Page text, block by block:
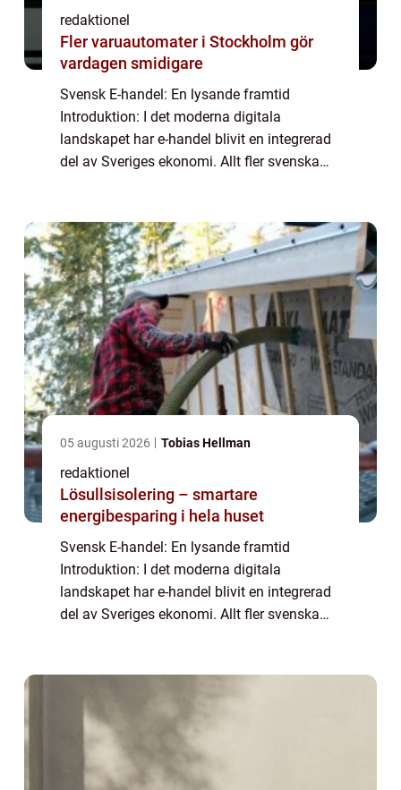
redaktionel
Fler varuautomater i Stockholm gör
vardagen smidigare
Svensk E-handel: En lysande framtid
Introduktion: I det moderna digitala
landskapet har e-handel blivit en integrerad
del av Sveriges ekonomi. Allt fler svenska
05 augusti 2026 Tobias Hellman
redaktionel
Lösullsisolering – smartare
energibesparing i hela huset
Svensk E-handel: En lysande framtid
Introduktion: I det moderna digitala
landskapet har e-handel blivit en integrerad
del av Sveriges ekonomi. Allt fler svenska